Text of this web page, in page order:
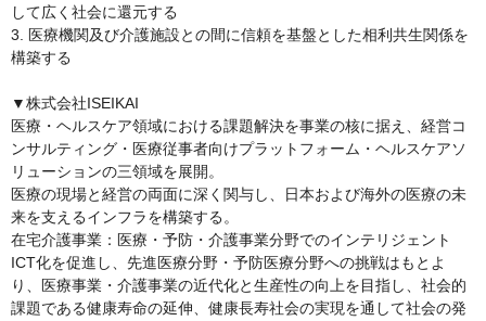
して広く社会に還元する
3. 医療機関及び介護施設との間に信頼を基盤とした相利共生関係を
構築する
▼株式会社ISEIKAI
医療・ヘルスケア領域における課題解決を事業の核に据え、経営コ
ンサルティング・医療従事者向けプラットフォーム・ヘルスケアソ
リューションの三領域を展開。
医療の現場と経営の両面に深く関与し、日本および海外の医療の未
来を支えるインフラを構築する。
在宅介護事業：医療・予防・介護事業分野でのインテリジェント
ICT化を促進し、先進医療分野・予防医療分野への挑戦はもとよ
り、医療事業・介護事業の近代化と生産性の向上を目指し、社会的
課題である健康寿命の延伸、健康長寿社会の実現を通して社会の発